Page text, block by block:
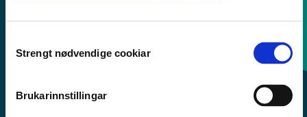
Selection
Strengt nødvendige cookiar
Brukarinnstillingar